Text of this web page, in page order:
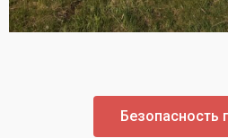
Безопасность